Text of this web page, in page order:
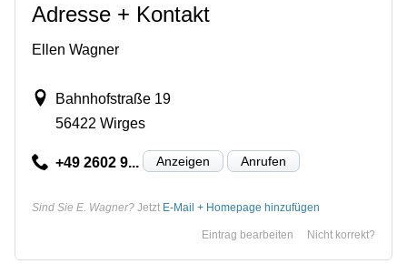
Adresse + Kontakt
Ellen Wagner
Bahnhofstraße 19
56422 Wirges
+49 2602 9... Anzeigen Anrufen
Sind Sie E. Wagner? Jetzt E-Mail + Homepage hinzufügen
Nicht korrekt?
Eintrag bearbeiten